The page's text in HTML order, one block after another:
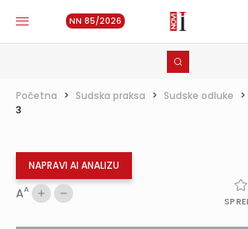
NN 85/2026
Početna > Sudska praksa > Sudske odluke >
3
NAPRAVI AI ANALIZU
AA